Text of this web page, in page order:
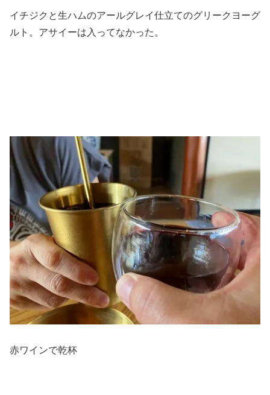
イチジクと生ハムのアールグレイ仕立てのグリークヨーグ
ルト。アサイーは入ってなかった。
赤ワインで乾杯